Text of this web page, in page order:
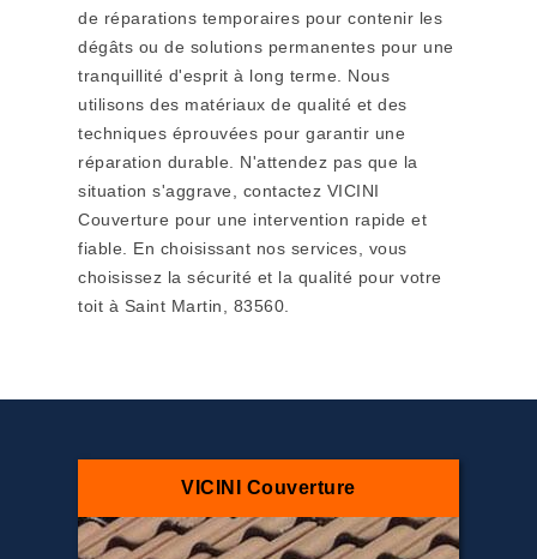
de réparations temporaires pour contenir les
dégâts ou de solutions permanentes pour une
tranquillité d'esprit à long terme. Nous
utilisons des matériaux de qualité et des
techniques éprouvées pour garantir une
réparation durable. N'attendez pas que la
situation s'aggrave, contactez VICINI
Couverture pour une intervention rapide et
fiable. En choisissant nos services, vous
choisissez la sécurité et la qualité pour votre
toit à Saint Martin, 83560.
VICINI Couverture